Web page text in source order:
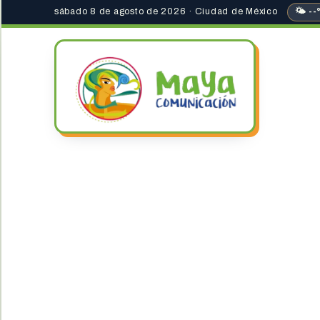
sábado 8 de agosto de 2026 · Ciudad de México 🌤 --